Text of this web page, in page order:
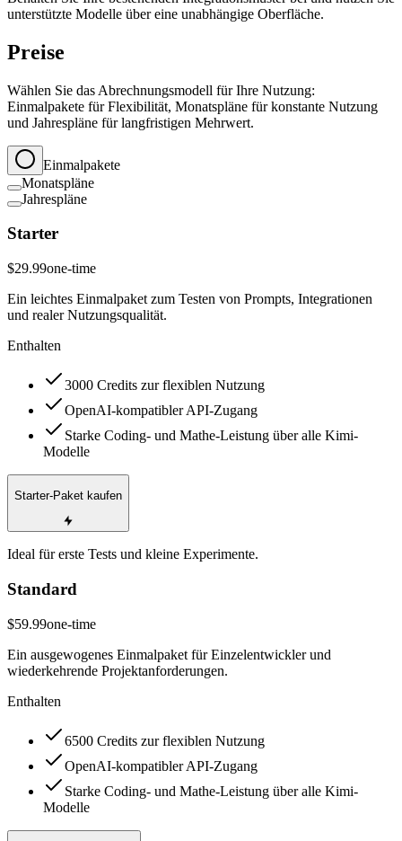
unterstützte Modelle über eine unabhängige Oberfläche.
Preise
Wählen Sie das Abrechnungsmodell für Ihre Nutzung:
Einmalpakete für Flexibilität, Monatspläne für konstante Nutzung
und Jahrespläne für langfristigen Mehrwert.
Einmalpakete
Monatspläne
Jahrespläne
Starter
$29.99one-time
Ein leichtes Einmalpaket zum Testen von Prompts, Integrationen
und realer Nutzungsqualität.
Enthalten
3000 Credits zur flexiblen Nutzung
OpenAI-kompatibler API-Zugang
Starke Coding- und Mathe-Leistung über alle Kimi-
Modelle
Starter-Paket kaufen
Ideal für erste Tests und kleine Experimente.
Standard
$59.99one-time
Ein ausgewogenes Einmalpaket für Einzelentwickler und
wiederkehrende Projektanforderungen.
Enthalten
6500 Credits zur flexiblen Nutzung
OpenAI-kompatibler API-Zugang
Starke Coding- und Mathe-Leistung über alle Kimi-
Modelle